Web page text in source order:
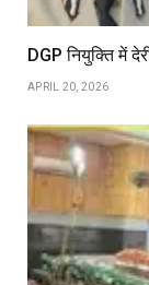
DGP नियुक्ति में
APRIL 20, 2026